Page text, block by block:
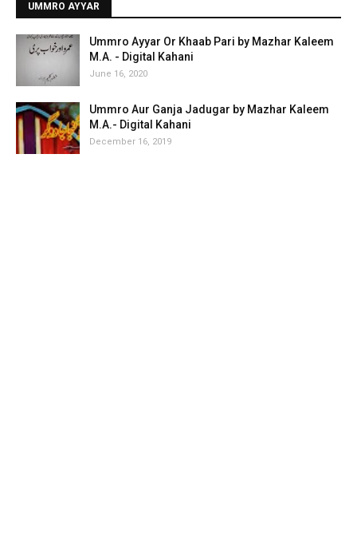
UMMRO AYYAR
Ummro Ayyar Or Khaab Pari by Mazhar Kaleem
M.A. - Digital Kahani
June 16, 2020
Ummro Aur Ganja Jadugar by Mazhar Kaleem
M.A.- Digital Kahani
December 16, 2019